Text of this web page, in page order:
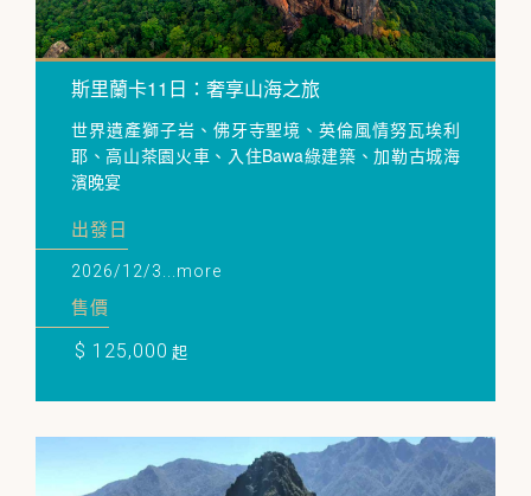
斯里蘭卡11日：奢享山海之旅
世界遺產獅子岩、佛牙寺聖境、英倫風情努瓦埃利
耶、高山茶園火車、入住Bawa綠建築、加勒古城海
濱晚宴
出發日
2026/12/3...more
售價
$ 125,000 起